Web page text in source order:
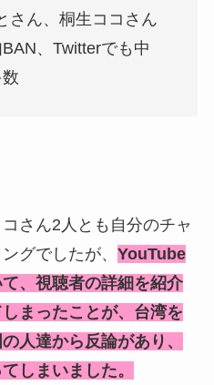
さん、桐生ココさん
、Twitterでも中
さん2人とも自分のチャ
グでしたが、 YouTube
、視聴者の詳細を紹介
まったことが、台湾を
人達から反論があり、
しまいました。